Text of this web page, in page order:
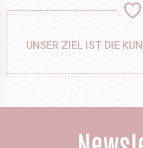
UNSER ZIEL IST DIE